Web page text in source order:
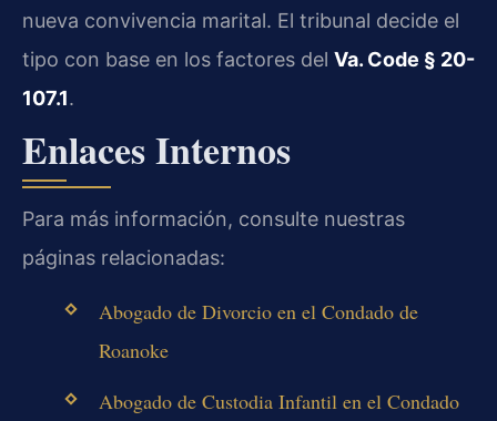
nueva convivencia marital. El tribunal decide el
tipo con base en los factores del Va. Code § 20-
107.1.
Enlaces Internos
Para más información, consulte nuestras
páginas relacionadas:
Abogado de Divorcio en el Condado de
Roanoke
Abogado de Custodia Infantil en el Condado